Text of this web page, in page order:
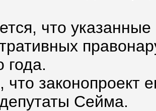
что
года.
что законопроект
Сейма.